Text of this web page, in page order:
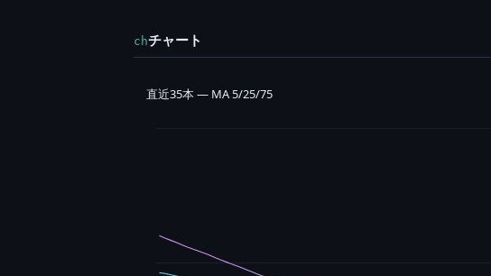
chチャート
直近35本 — MA 5/25/75